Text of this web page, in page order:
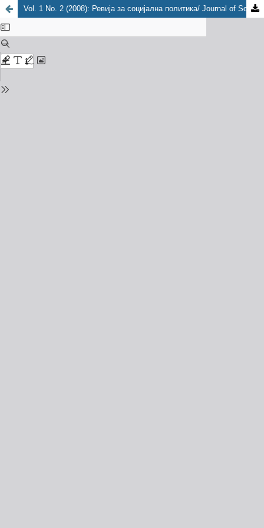
Vol. 1 No. 2 (2008): Ревија за социјална политика/ Journal of Social Policy